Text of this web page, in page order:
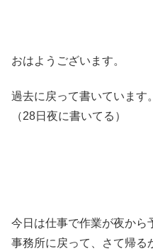
おはようございます。
過去に戻って書いています。
（28日夜に書いてる）
今日は仕事で作業が夜から
事務所に戻って、さて帰る